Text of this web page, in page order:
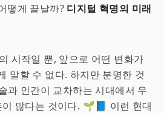
떻게 끝날까? 디지털 혁명의 미래
시작일 뿐, 앞으로 어떤 변화가
말할 수 없다. 하지만 분명한 것
과 인간이 교차하는 시대에서 우
많다는 것이다. 🌱📘 이런 현대